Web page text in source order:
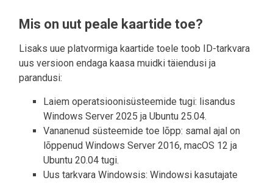
Mis on uut peale kaartide toe?
Lisaks uue platvormiga kaartide toele toob ID-tarkvara
uus versioon endaga kaasa muidki täiendusi ja
parandusi:
Laiem operatsioonisüsteemide tugi: lisandus
Windows Server 2025 ja Ubuntu 25.04.
Vananenud süsteemide toe lõpp: samal ajal on
lõppenud Windows Server 2016, macOS 12 ja
Ubuntu 20.04 tugi.
Uus tarkvara Windowsis: Windowsi kasutajate